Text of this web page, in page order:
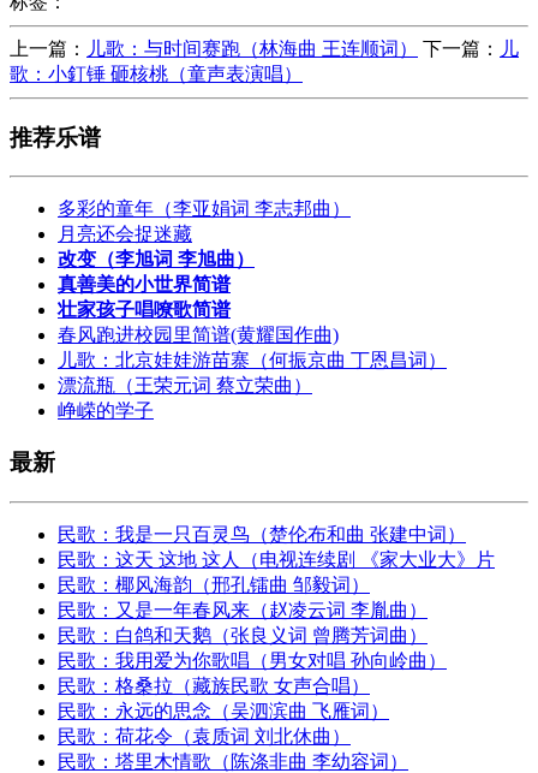
上一篇： 儿歌：与时间赛跑（林海曲 王连顺词） 下一篇：
儿
歌：小釘锤 砸核桃（童声表演唱）
推荐乐谱
多彩的童年（李亚娟词 李志邦曲）
月亮还会捉迷藏
改变（李旭词 李旭曲）
真善美的小世界简谱
壮家孩子唱嘹歌简谱
春风跑进校园里简谱(黄耀国作曲)
儿歌：北京娃娃游苗寨（何振京曲 丁恩昌词）
漂流瓶（王荣元词 蔡立荣曲）
峥嵘的学子
最新
民歌：我是一只百灵鸟（楚伦布和曲 张建中词）
民歌：这天 这地 这人（电视连续剧 《家大业大》片
民歌：椰风海韵（邢孔镭曲 邹毅词）
民歌：又是一年春风来（赵凌云词 李胤曲）
民歌：白鸽和天鹅（张良义词 曾腾芳词曲）
民歌：我用爱为你歌唱（男女对唱 孙向岭曲）
民歌：格桑拉（藏族民歌 女声合唱）
民歌：永远的思念（吴泗滨曲 飞雁词）
民歌：荷花令（袁质词 刘北休曲）
民歌：塔里木情歌（陈涤非曲 李幼容词）